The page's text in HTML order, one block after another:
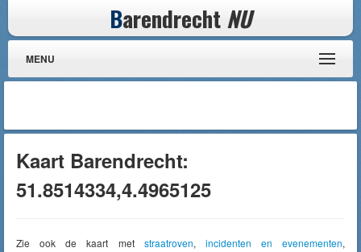
Barendrecht NU
MENU
Kaart Barendrecht:
51.8514334,4.4965125
Zie ook de kaart met straatroven, incidenten en evenementen,